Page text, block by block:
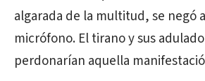
algarada de la multitud, se negó
micrófono. El tirano y sus
perdonarían aquella